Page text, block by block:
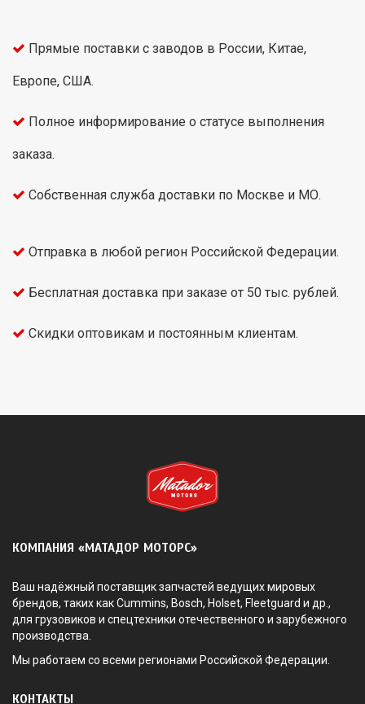
Прямые поставки с заводов в России, Китае,
Европе, США.
Полное информирование о статусе выполнения
заказа.
Собственная служба доставки по Москве и МО.
Отправка в любой регион Российской Федерации.
Бесплатная доставка при заказе от 50 тыс. рублей.
Скидки оптовикам и постоянным клиентам.
КОМПАНИЯ «МАТАДОР МОТОРС»
Ваш надёжный поставщик запчастей ведущих мировых
брендов, таких как Cummins, Bosch, Holset, Fleetguard и др.,
для грузовиков и спецтехники отечественного и зарубежного
производства.
Мы работаем со всеми регионами Российской Федерации.
КОНТАКТЫ